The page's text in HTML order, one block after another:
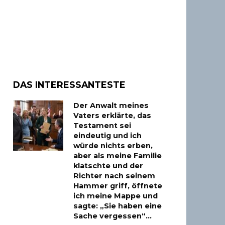
DAS INTERESSANTESTE
Der Anwalt meines
Vaters erklärte, das
Testament sei
eindeutig und ich
würde nichts erben,
aber als meine Familie
klatschte und der
Richter nach seinem
Hammer griff, öffnete
ich meine Mappe und
sagte: „Sie haben eine
Sache vergessen“…